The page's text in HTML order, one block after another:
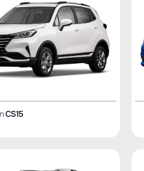
CS15